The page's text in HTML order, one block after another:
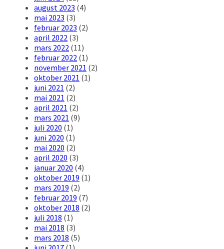
august 2023 (4)
mai 2023 (3)
februar 2023 (2)
april 2022 (3)
mars 2022 (11)
februar 2022 (1)
november 2021 (2)
oktober 2021 (1)
juni 2021 (2)
mai 2021 (2)
april 2021 (2)
mars 2021 (9)
juli 2020 (1)
juni 2020 (1)
mai 2020 (2)
april 2020 (3)
januar 2020 (4)
oktober 2019 (1)
mars 2019 (2)
februar 2019 (7)
oktober 2018 (2)
juli 2018 (1)
mai 2018 (3)
mars 2018 (5)